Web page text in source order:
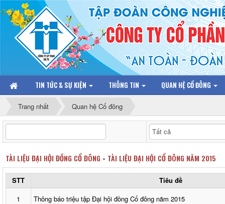
TIN TỨC & SỰ KIỆN THÔNG TIN QUAN HỆ CỔ ĐÔNG
Trang nhất Quan hệ Cổ đông
TÀI LIỆU ĐẠI HỘI ĐỒNG CỔ ĐÔNG - TÀI LIỆU ĐẠI HỘI CỔ ĐÔNG NĂM 2015
STT
Tiêu đề
1
Thông báo triệu tập Đại hội đồng Cổ đông năm 2015